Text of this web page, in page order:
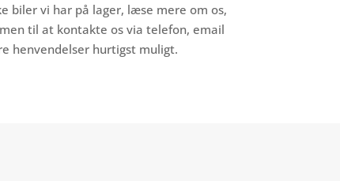
biler vi har på lager, læse mere om os,
til at kontakte os via telefon, email
henvendelser hurtigst muligt.